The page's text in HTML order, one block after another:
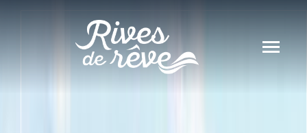
Panneau de gestion des cookies